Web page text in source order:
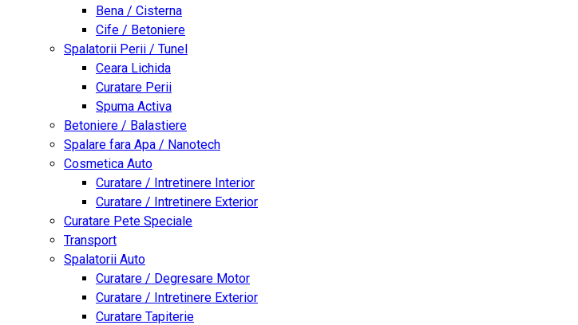
Bena / Cisterna
Cife / Betoniere
Spalatorii Perii / Tunel
Ceara Lichida
Curatare Perii
Spuma Activa
Betoniere / Balastiere
Spalare fara Apa / Nanotech
Cosmetica Auto
Curatare / Intretinere Interior
Curatare / Intretinere Exterior
Curatare Pete Speciale
Transport
Spalatorii Auto
Curatare / Degresare Motor
Curatare / Intretinere Exterior
Curatare Tapiterie